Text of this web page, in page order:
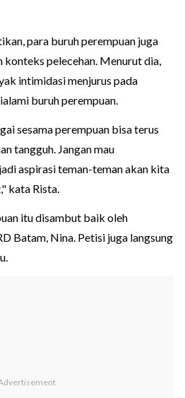
para buruh perempuan juga
konteks pelecehan. Menurut dia,
intimidasi menjurus pada
buruh perempuan.
sesama perempuan bisa terus
tangguh. Jangan mau
aspirasi teman-teman akan kita
kata Rista.
itu disambut baik oleh
Batam, Nina. Petisi juga langsung